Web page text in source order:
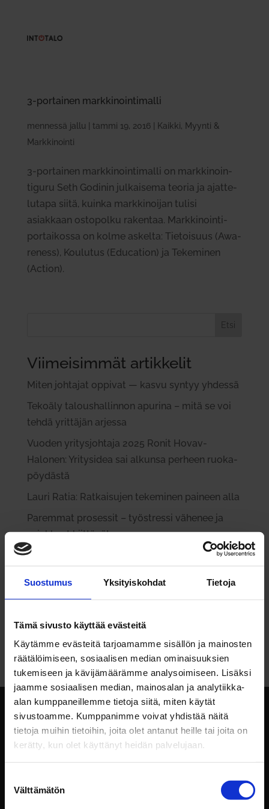
Suostumus Yksityiskohdat Tietoja
Tämä sivusto käyttää evästeitä
Käytämme evästeitä tarjoamamme sisällön ja mainosten
räätälöimiseen, sosiaalisen median ominaisuuksien
tukemiseen ja kävijämäärämme analysoimiseen. Lisäksi
jaamme sosiaalisen median, mainosalan ja analytiikka-
alan kumppaneillemme tietoja siitä, miten käytät
sivustoamme. Kumppanimme voivat yhdistää näitä
tietoja muihin tietoihin, joita olet antanut heille tai joita on
kerätty, kun olet käyttänyt heidän palvelujaan.
valinta
Välttämätön
3‑portainen mark­ki­noin­ti­malli
mennessä jallu| tammi 19, 2016| Kaikki, Myynti &
Markkinointi
3‑portainen mark­ki­noin­ti­malli on mark­ki­noin­
tiguru Seth Godinin jul­kaisema teoria ja ajat­te­
lutapa siitä, kuinka mark­ki­noijan tulisi
asiakkaan osto­polku rakentaa. Mark­ki­noin­ti­
por­tai­kossa on kolme askelta: Tie­toisuus (Awa­
reness), Kou­lutus (Education) ja Teke­minen
(Action).
Etsi
Viimeisimmät artikkelit
Miten joh­tajat oppivat — kasvu syntyy yhdessä
Tekoäly talous­hal­linnon apurina – mitä se voi
tehdä yrit­täjän arjessa
Vuoden yri­tys­johtaja 2025 Ronit Hovav-
Halonen: Yri­tysidea sai alkunsa perheen ruo­ka­
pöy­dästä
Lauri Ratia: Rat­kai­sujen teke­minen paineen alla
Paremmat pro­sessit – työ­stressi vähenee ja
asiakkaat kiit­tävät
Viimeisimmät kommentit
aiheestaTulok­sel­lisen mark­ki­
JamesaiheestaTulok­sel­lisen mark­ki­noijan 8
tär­keintä taitoa